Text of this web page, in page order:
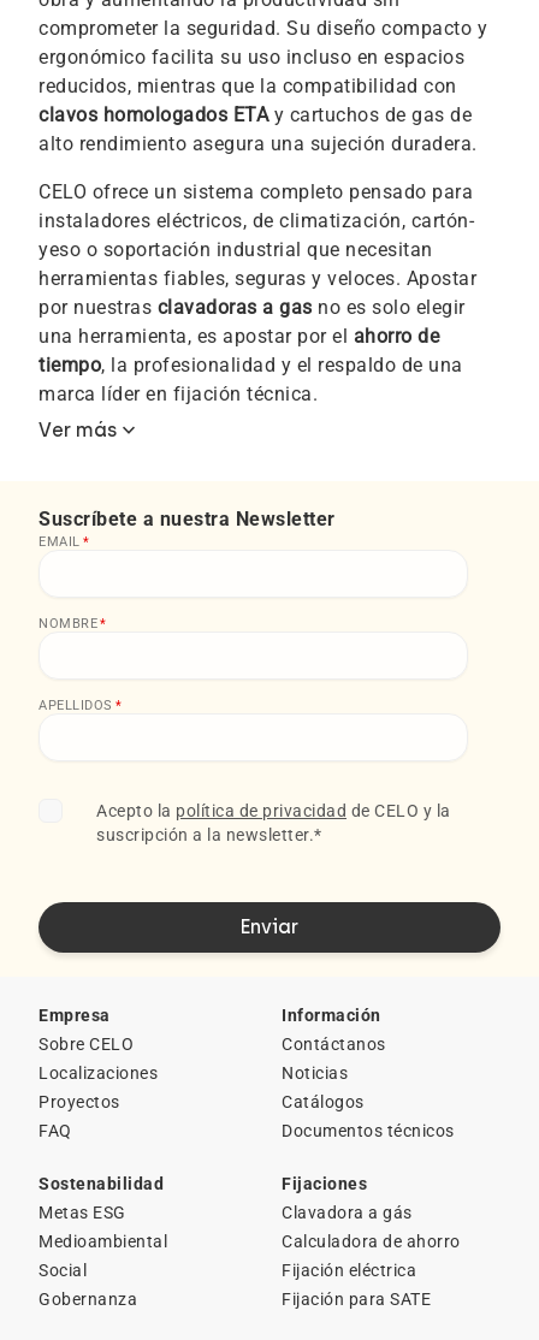
comprometer la seguridad. Su diseño compacto y
ergonómico facilita su uso incluso en espacios
reducidos, mientras que la compatibilidad con
clavos homologados ETAy cartuchos de gas de
alto rendimiento asegura una sujeción duradera.
CELO ofrece un sistema completo pensado para
instaladores eléctricos, de climatización, cartón-
yeso o soportación industrial que necesitan
herramientas fiables, seguras y veloces. Apostar
por nuestras clavadoras a gas no es solo elegir
una herramienta, es apostar por el ahorro de
tiempo, la profesionalidad y el respaldo de una
marca líder en fijación técnica.
Ver más keyboard_arrow_down
Suscríbete a nuestra Newsletter
EMAIL *
NOMBRE*
APELLIDOS *
Acepto la política de privacidad de CELO y la
suscripción a la newsletter.*
Empresa
Sobre CELO
Localizaciones
Proyectos
FAQ
Información
Contáctanos
Noticias
Catálogos
Documentos técnicos
Sostenabilidad
Metas ESG
Medioambiental
Social
Gobernanza
Fijaciones
Clavadora a gás
Calculadora de ahorro
Fijación eléctrica
Fijación para SATE